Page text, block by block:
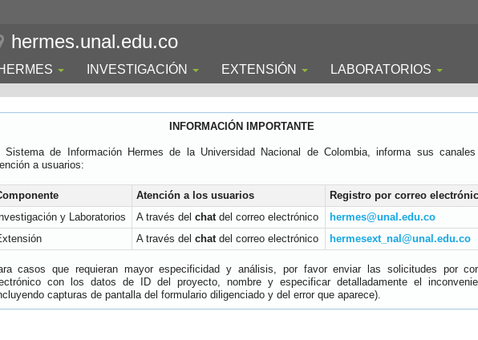
hermes.unal.edu.co
INVESTIGACIÓN EXTENSIÓN LABORATORIOS
INFORMACIÓN IMPORTANTE
Sistema de Información Hermes de la Universidad Nacional de Colombia, informa sus
a usuarios:
Atención a los usuarios
Registro por correo
y Laboratorios
A través del chatdel correo electrónico
hermes@unal.edu.co
A través del chatdel correo electrónico hermesext_nal@unal.edu.co
casos que requieran mayor especificidad y análisis, por favor enviar las solicitudes por
con los datos de ID del proyecto, nombre y especificar detalladamente el
capturas de pantalla del formulario diligenciado y del error que aparece).